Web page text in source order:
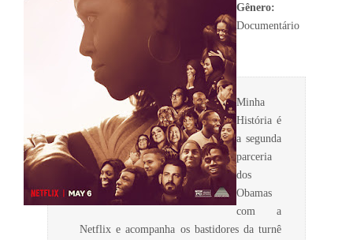
Gênero:
Documentário
Minha
História é
a segunda
parceria
dos
Obamas
com a
Netflix e acompanha os bastidores da turnê